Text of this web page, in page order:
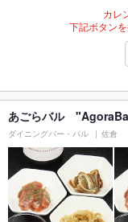
カレ
下記ボタン
あごらバル
ダイニングバー・バル 佐倉